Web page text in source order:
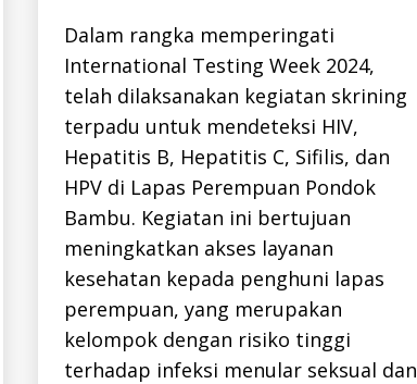
H
P
T
I
T
I
S
-
B
-
I
D
H
E
P
C
-
I
D
Dalam rangka memperingati
International Testing Week 2024,
telah dilaksanakan kegiatan skrining
terpadu untuk mendeteksi HIV,
Hepatitis B, Hepatitis C, Sifilis, dan
HPV di Lapas Perempuan Pondok
Bambu. Kegiatan ini bertujuan
meningkatkan akses layanan
kesehatan kepada penghuni lapas
perempuan, yang merupakan
kelompok dengan risiko tinggi
terhadap infeksi menular seksual dan